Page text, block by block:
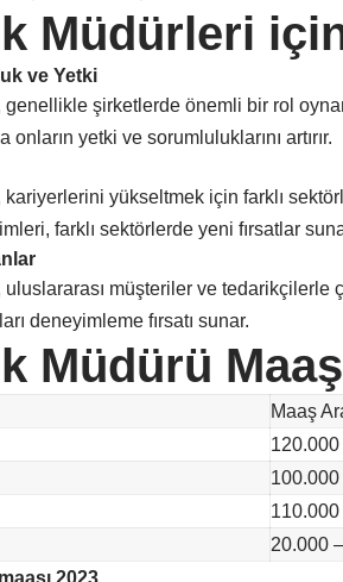
Müdürleri
ve Yetki
genellikle şirketlerde önemli bir rol
onların yetki ve sorumluluklarını artırır.
yükseltmek için farklı
farklı sektörlerde yeni fırsatlar
müşteriler ve tedarikçilerle
deneyimleme fırsatı sunar.
Müdürü
Maaş
20.000
2023